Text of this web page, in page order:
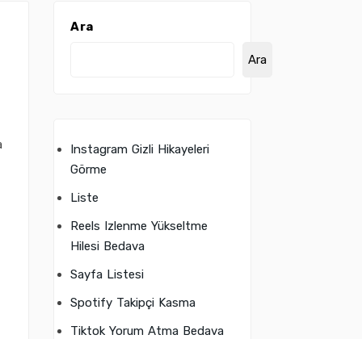
Ara
Ara
Instagram Gizli Hikayeleri
Görme
Liste
Reels Izlenme Yükseltme
Hilesi Bedava
Sayfa Listesi
Spotify Takipçi Kasma
Tiktok Yorum Atma Bedava